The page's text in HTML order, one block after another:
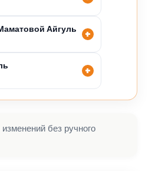
Айгуль
без ручного